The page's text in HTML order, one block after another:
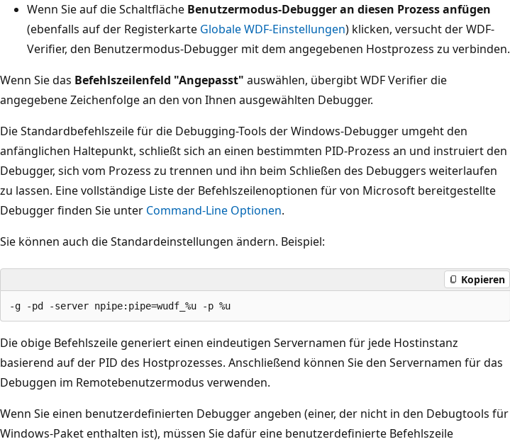
Wenn Sie auf die Schaltfläche Benutzermodus-Debugger an diesen Prozess anfügen
(ebenfalls auf der Registerkarte Globale WDF-Einstellungen) klicken, versucht der WDF-
Verifier, den Benutzermodus-Debugger mit dem angegebenen Hostprozess zu verbinden.
Wenn Sie das Befehlszeilenfeld "Angepasst" auswählen, übergibt WDF Verifier die
angegebene Zeichenfolge an den von Ihnen ausgewählten Debugger.
Die Standardbefehlszeile für die Debugging-Tools der Windows-Debugger umgeht den
anfänglichen Haltepunkt, schließt sich an einen bestimmten PID-Prozess an und instruiert den
Debugger, sich vom Prozess zu trennen und ihn beim Schließen des Debuggers weiterlaufen
zu lassen. Eine vollständige Liste der Befehlszeilenoptionen für von Microsoft bereitgestellte
Debugger finden Sie unter Command-Line Optionen.
Sie können auch die Standardeinstellungen ändern. Beispiel:
Kopieren
Die obige Befehlszeile generiert einen eindeutigen Servernamen für jede Hostinstanz
basierend auf der PID des Hostprozesses. Anschließend können Sie den Servernamen für das
Debuggen im Remotebenutzermodus verwenden.
Wenn Sie einen benutzerdefinierten Debugger angeben (einer, der nicht in den Debugtools für
Windows-Paket enthalten ist), müssen Sie dafür eine benutzerdefinierte Befehlszeile